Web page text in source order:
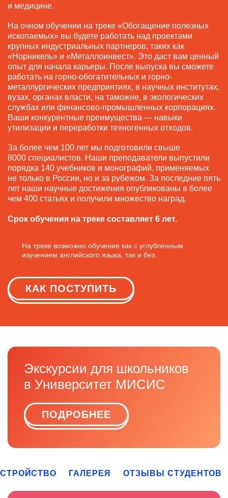
и медицине.
На очном обучении на треке «Обогащение полезных
ископаемых» вы будете работать над проектами
крупных индустриальных партнеров, таких как
«Норникель» и «Металлоинвест». Это даст вам ценный
опыт для начала карьеры. После выпуска вы сможете
работать на горно-обогатительных и горно-
металлургических предприятиях, в научных институтах,
вузах, органах власти, на таможне, в экологических
службах или финансово-промышленных корпорациях.
Ваши конкурентные преимущества — навыки
утилизации и переработки техногенных отходов.
За более чем 100 лет мы подготовили свыше
8000 специалистов. Наши преподаватели выпустили
порядка 140 учебников и монографий, применяемых
не только в России, но и за рубежом. За последние пять
лет наши научные достижения опубликованы в более
чем 400 статьях и получили множество наград.
Срок обучения на треке составляет 6 лет.
На треке возможно обучение как с углубленным
изучением английского языка, так и без.
КАК ПОСТУПИТЬ
Экскурсии для школьников
в Университет МИСИС
ПОДРОБНЕЕ
ГАЛЕРЕЯ ОТЗЫВЫ СТУДЕНТОВ